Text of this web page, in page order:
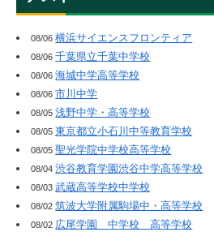
08/06横浜サイエンスフロンティア
08/06千葉県立千葉中学校
08/06海城中学高等学校
08/06 市川中学
08/05浅野中学・高等学校
08/05 東京都立小石川中等教育学校
08/05聖光学院中学校高等学校
08/04渋谷教育学園渋谷中学高等学校
08/03武蔵高等学校中学校
08/02筑波大学附属駒場中・高等学校
08/02 広尾学園 中学校 高等学校